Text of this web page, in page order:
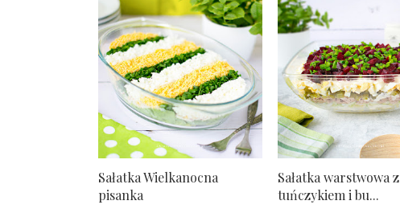
Sałatka Wielkanocna
pisanka
Sałatka warstwowa z
tuńczykiem i bu...